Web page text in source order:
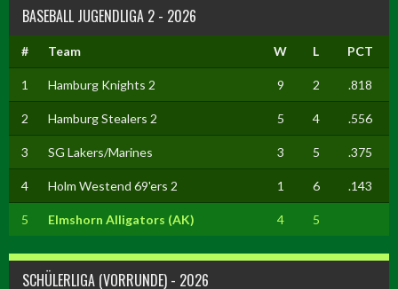
BASEBALL JUGENDLIGA 2 - 2026
# Team W L PCT
1 Hamburg Knights 2 9 2 .818
2 Hamburg Stealers 2 5 4 .556
3 SG Lakers/Marines 3 5 .375
4 Holm Westend 69'ers 2 1 6 .143
5 Elmshorn Alligators (AK) 4 5
SCHÜLERLIGA (VORRUNDE) - 2026